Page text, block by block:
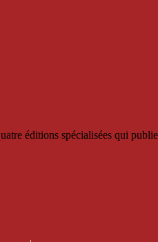
éditions spécialisées qui